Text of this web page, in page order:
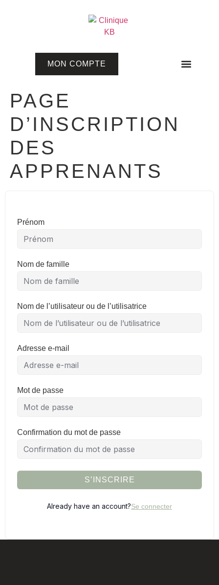
MON COMPTE
PAGE
D’INSCRIPTION
DES
APPRENANTS
Prénom
Nom de famille
Nom de l’utilisateur ou de l’utilisatrice
Adresse e-mail
Mot de passe
Confirmation du mot de passe
S’INSCRIRE
Already have an account?Se connecter